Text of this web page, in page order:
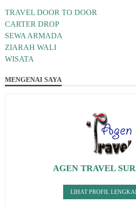
TRAVEL DOOR TO DOOR
CARTER DROP
SEWA ARMADA
ZIARAH WALI
WISATA
MENGENAI SAYA
AGEN TRAVEL
LIHAT PROFIL